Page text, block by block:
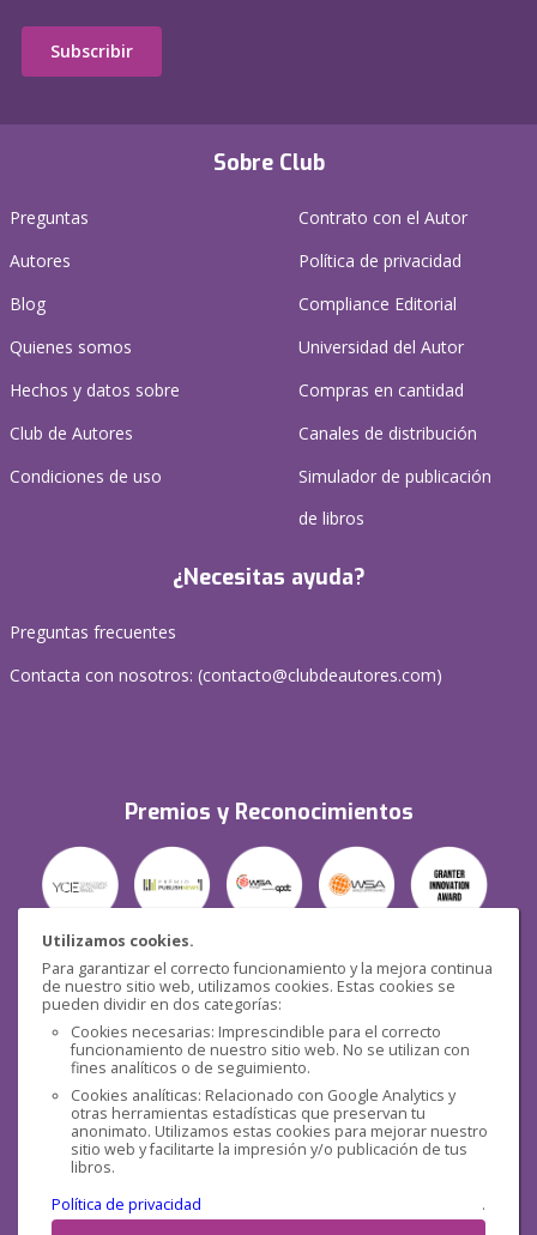
Utilizamos cookies.
Para garantizar el correcto funcionamiento y la mejora continua
de nuestro sitio web, utilizamos cookies. Estas cookies se
pueden dividir en dos categorías:
Cookies necesarias: Imprescindible para el correcto
funcionamiento de nuestro sitio web. No se utilizan con
fines analíticos o de seguimiento.
Cookies analíticas: Relacionado con Google Analytics y
otras herramientas estadísticas que preservan tu
anonimato. Utilizamos estas cookies para mejorar nuestro
sitio web y facilitarte la impresión y/o publicación de tus
libros.
Política de privacidad
.
Sobre Club
Preguntas
Autores
Blog
Quienes somos
Hechos y datos sobre
Club de Autores
Condiciones de uso
Contrato con el Autor
Política de privacidad
Compliance Editorial
Universidad del Autor
Compras en cantidad
Canales de distribución
Simulador de publicación
de libros
¿Necesitas ayuda?
Preguntas frecuentes
Contacta con nosotros: (contacto@clubdeautores.com)
Premios y Reconocimientos
Seguridad
Redes sociales
Subscribir